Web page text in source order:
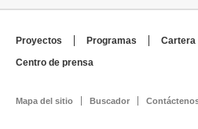
Proyectos Programas Cartera
Centro de prensa
Mapa del sitio Buscador